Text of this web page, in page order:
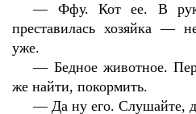
— Ффу. Кот ее. В
преставилась хозяйка —
уже.
— Бедное животное.
же найти, покормить.
—Да ну его. Слушайте,